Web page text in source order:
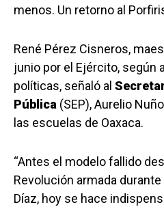
menos. Un retorno al
René Pérez Cisneros,
junio por el Ejército, según
políticas, señaló al
Pública (SEP), Aurelio
las escuelas de Oaxaca.
“Antes el modelo fallido
Revolución armada
Díaz, hoy se hace